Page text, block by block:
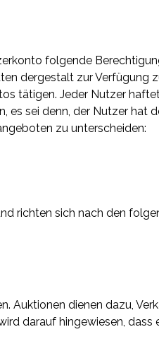
folgende
dergestalt zur Verfügung
tätigen. Jeder Nutzer
sei denn, der Nutzer hat
zu unterscheiden:
richten sich nach den
Auktionen dienen dazu,
darauf hingewiesen, dass